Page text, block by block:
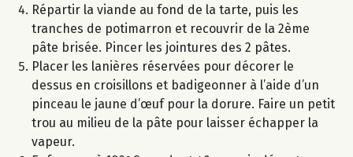
Répartir la viande au fond de la tarte, puis les
tranches de potimarron et recouvrir de la 2ème
pâte brisée. Pincer les jointures des 2 pâtes.
Placer les lanières réservées pour décorer le
dessus en croisillons et badigeonner à l’aide d’un
pinceau le jaune d’œuf pour la dorure. Faire un petit
trou au milieu de la pâte pour laisser échapper la
vapeur.